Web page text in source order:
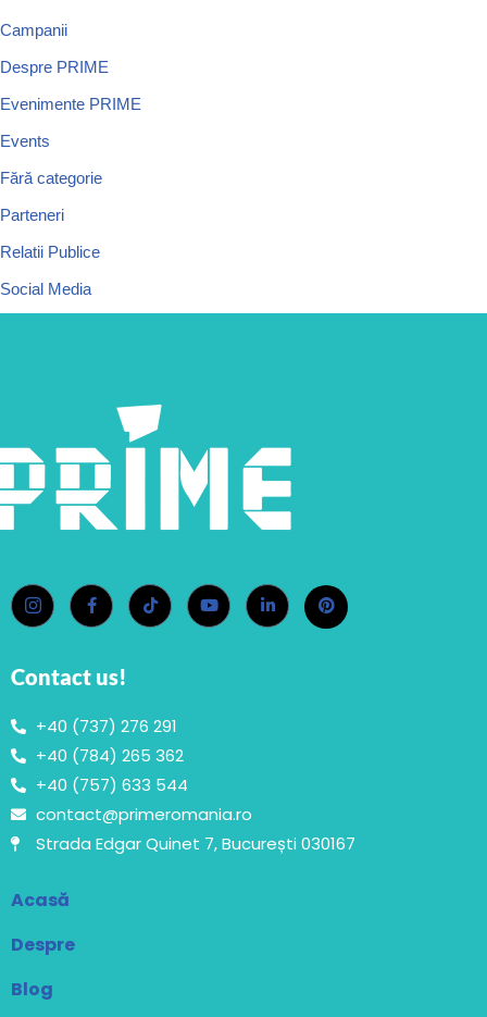
Campanii
Despre PRIME
Evenimente PRIME
Events
Fără categorie
Parteneri
Relatii Publice
Social Media
Contact us!
+40 (737) 276 291
+40 (784) 265 362
+40 (757) 633 544
contact@primeromania.ro
Strada Edgar Quinet 7, București 030167
Acasă
Despre
Blog